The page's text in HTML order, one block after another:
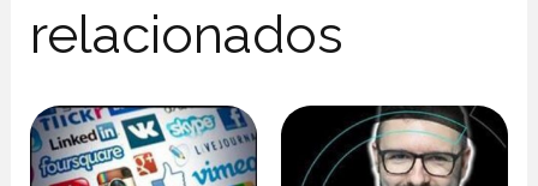
relacionados